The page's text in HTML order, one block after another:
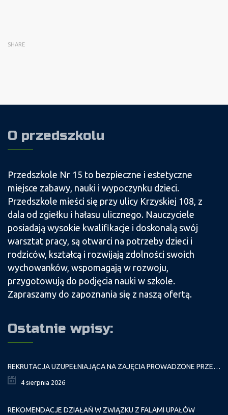
SHARE
O przedszkolu
Przedszkole Nr 15 to bezpieczne i estetyczne
miejsce zabawy, nauki i wypoczynku dzieci.
Przedszkole mieści się przy ulicy Krzyskiej 108, z
dala od zgiełku i hałasu ulicznego. Nauczyciele
posiadają wysokie kwalifikacje i doskonalą swój
warsztat pracy, są otwarci na potrzeby dzieci i
rodziców, kształcą i rozwijają zdolności swoich
wychowanków, wspomagają w rozwoju,
przygotowują do podjęcia nauki w szkole.
Zapraszamy do zapoznania się z naszą ofertą.
Ostatnie wpisy:
REKRUTACJA UZUPEŁNIAJĄCA NA ZAJĘCIA PROWADZONE PRZEZ PAŁAC MŁODZIEŻY W ROKU SZKOLNYM 2026/2027
4 sierpnia 2026
REKOMENDACJE DZIAŁAŃ W ZWIĄZKU Z FALAMI UPAŁÓW